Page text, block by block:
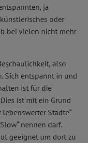
ja
oder
bei vielen nicht mehr
also
Sich entspannt in und
ist für die
ist mit ein Grund
Städte“
nennen darf.
geeignet um dort zu